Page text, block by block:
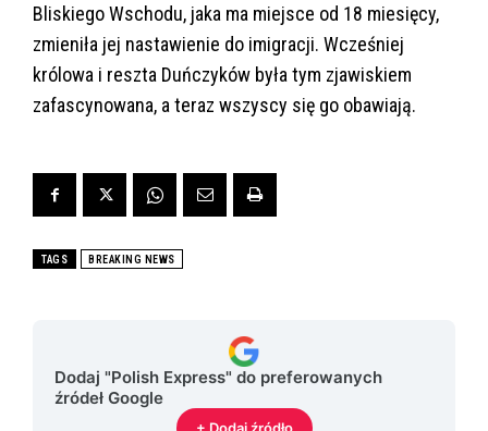
Bliskiego Wschodu, jaka ma miejsce od 18 miesięcy,
zmieniła jej nastawienie do imigracji. Wcześniej
królowa i reszta Duńczyków była tym zjawiskiem
zafascynowana, a teraz wszyscy się go obawiają.
TAGS BREAKING NEWS
Dodaj "Polish Express" do preferowanych
źródeł Google